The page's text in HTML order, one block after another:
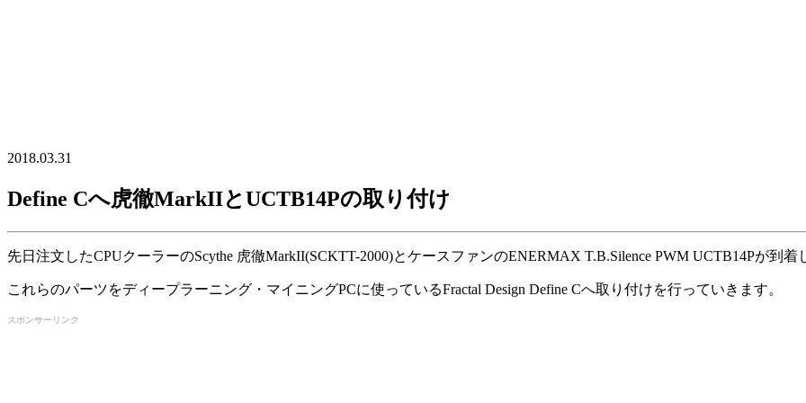
2018.03.31
Define Cへ虎徹MarkIIとUCTB14Pの取り付け
先日注文したCPUクーラーのScythe 虎徹MarkII(SCKTT-2000)とケースファンのENERMAX T.B.Silence PWM UCTB14Pが到着
これらのパーツをディープラーニング・マイニングPCに使っているFractal Design Define Cへ取り付けを行っていきます。
スポンサーリンク